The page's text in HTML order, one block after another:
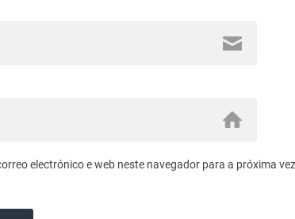
electrónico e web neste navegador para a próxima